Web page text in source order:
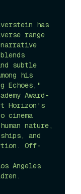
has
range
subtle
his
Echoes,"
Award-
Horizon's
cinema
nature,
and
Off-
Angeles